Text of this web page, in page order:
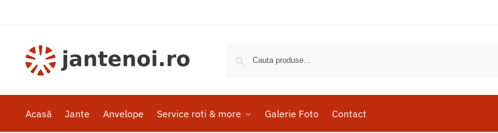
Acasă Jante Anvelope Service roti & more Galerie Foto Contact